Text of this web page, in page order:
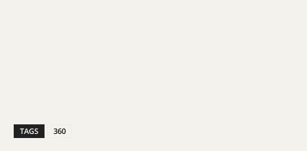
TAGS 360